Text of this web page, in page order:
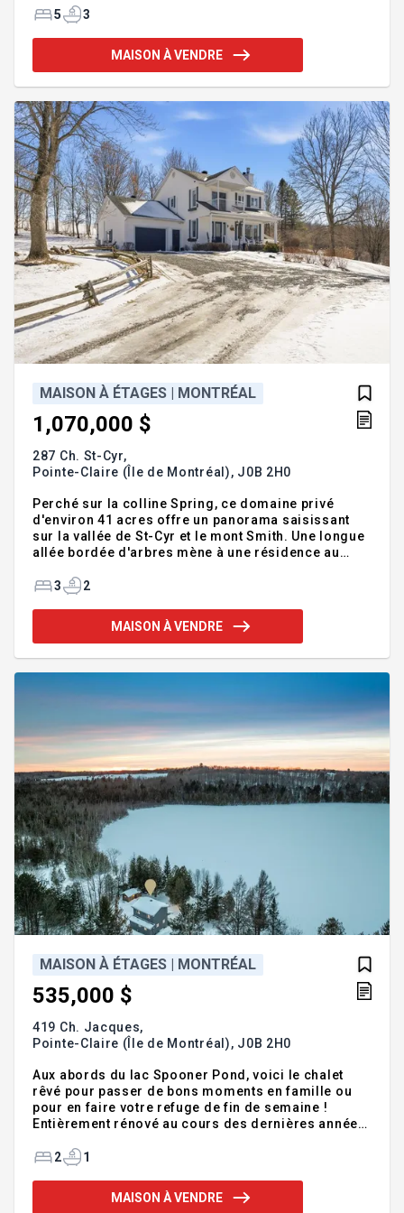
cuisinière, laveuse et sécheuse.Exclusions :
5 3
MAISON À VENDRE
MAISON À ÉTAGES | MONTRÉAL
1,070,000 $
287 Ch. St-Cyr,
Pointe-Claire (Île de Montréal), J0B 2H0
Perché sur la colline Spring, ce domaine privé
d'environ 41 acres offre un panorama saisissant
sur la vallée de St-Cyr et le mont Smith. Une longue
allée bordée d'arbres mène à une résidence au
retrait. Le terrain vallonné, ponctué d'espaces
s'agisse de vergers, de petits fruits, d'apiculture ou
d'un projet agrotouristique. Un cadre paisible,
3 2
MAISON À VENDRE
MAISON À ÉTAGES | MONTRÉAL
535,000 $
419 Ch. Jacques,
Pointe-Claire (Île de Montréal), J0B 2H0
Aux abords du lac Spooner Pond, voici le chalet
rêvé pour passer de bons moments en famille ou
pour en faire votre refuge de fin de semaine !
Entièrement rénové au cours des dernières années,
havre de paix accessible à l'année. 2 chambres à
terrain plat et une vue sur l'eau. Quasi tout meublé,
vous pourrez arriver ici et poser vos valises, fins
2 1
MAISON À VENDRE